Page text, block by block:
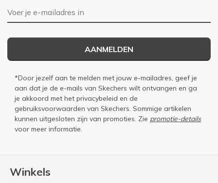
Winkels
E-mailadres
AANMELDEN
*Door jezelf aan te melden met jouw e-mailadres, geef je
aan dat je de e-mails van Skechers wilt ontvangen en ga
je akkoord met het privacybeleid en de
gebruiksvoorwaarden van Skechers. Sommige artikelen
kunnen uitgesloten zijn van promoties. Zie promotie-details
voor meer informatie.